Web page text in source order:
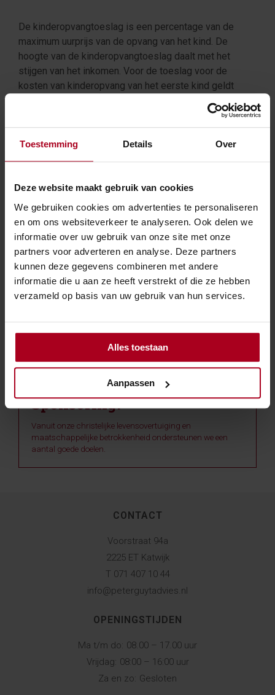
Toestemming Details Over
Deze website maakt gebruik van cookies
We gebruiken cookies om advertenties te personaliseren
en om ons websiteverkeer te analyseren. Ook delen we
informatie over uw gebruik van onze site met onze
partners voor adverteren en analyse. Deze partners
kunnen deze gegevens combineren met andere
informatie die u aan ze heeft verstrekt of die ze hebben
verzameld op basis van uw gebruik van hun services.
Alles toestaan
Aanpassen
De kinderopvangtoeslag is een percentage van de
maximum uurprijs van de opvang van het kind. De
hoogte van de kinderopvangtoeslag daalt met het
stijgen van het inkomen. Voor de toeslag voor de
kosten van kinderopvang van het eerste kind geldt
vanaf een bepaald inkomen een vaste voet van 33,3%
van de maximum uurprijs. Dat inkomen wordt verhoogd
van € 138.890 in 2024 naar € 159.225 in 2025.
← Overzicht
Sponsoring. »
Vanuit onze christelijke levensovertuiging en
maatschappelijke betrokkenheid ondersteunen we een
aantal goede doelen.
CONTACT
Voorstraat 94a
2225 ET Katwijk
T 071 407 10 44
info@peterguytadvies.nl
OPENINGSTIJDEN
Ma t/m do: 08.00 – 17.00 uur
Vrijdag: 08:00 – 16:00 uur
Za en zo: Gesloten